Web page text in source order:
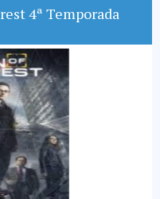
4ª Temporada